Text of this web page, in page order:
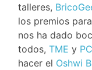
talleres,
los premios
nos ha dado
todos, TME y
hacer el Oshwi